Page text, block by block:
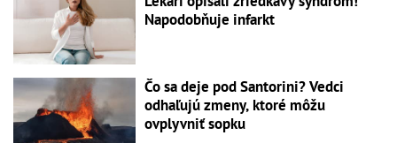
Napodobňuje infarkt
Čo sa deje pod Santorini? Vedci
odhaľujú zmeny, ktoré môžu
ovplyvniť sopku